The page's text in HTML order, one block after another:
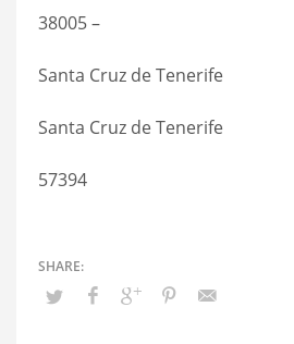
38005 –
Santa Cruz de Tenerife
Santa Cruz de Tenerife
57394